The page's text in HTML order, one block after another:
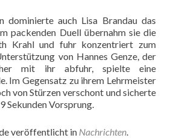
dominierte auch Lisa Brandau das
packenden Duell übernahm sie die
Krahl und fuhr konzentriert zum
von Hannes Genze, der
mit ihr abfuhr, spielte eine
Im Gegensatz zu ihrem Lehrmeister
von Stürzen verschont und sicherte
Sekunden Vorsprung.
veröffentlicht in Nachrichten.